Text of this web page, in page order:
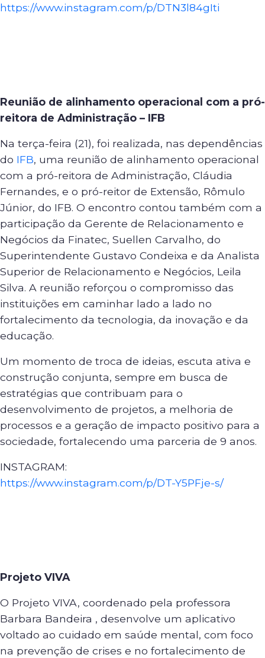
https://www.instagram.com/p/DTN3l84gIti
Reunião de alinhamento operacional com a pró-
reitora de Administração – IFB
Na terça-feira (21), foi realizada, nas dependências
do IFB, uma reunião de alinhamento operacional
com a pró-reitora de Administração, Cláudia
Fernandes, e o pró-reitor de Extensão, Rômulo
Júnior, do IFB. O encontro contou também com a
participação da Gerente de Relacionamento e
Negócios da Finatec, Suellen Carvalho, do
Superintendente Gustavo Condeixa e da Analista
Superior de Relacionamento e Negócios, Leila
Silva. A reunião reforçou o compromisso das
instituições em caminhar lado a lado no
fortalecimento da tecnologia, da inovação e da
educação.
Um momento de troca de ideias, escuta ativa e
construção conjunta, sempre em busca de
estratégias que contribuam para o
desenvolvimento de projetos, a melhoria de
processos e a geração de impacto positivo para a
sociedade, fortalecendo uma parceria de 9 anos.
INSTAGRAM:
https://www.instagram.com/p/DT-Y5PFje-s/
Projeto VIVA
O Projeto VIVA, coordenado pela professora
Barbara Bandeira , desenvolve um aplicativo
voltado ao cuidado em saúde mental, com foco
na prevenção de crises e no fortalecimento de